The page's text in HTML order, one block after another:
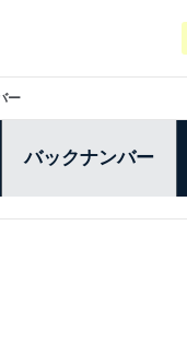
ー
バックナンバー